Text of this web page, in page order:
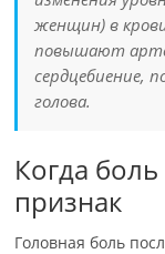
женщин) в
повышают
сердцебиение,
голова.
Когда
признак
Головная боль